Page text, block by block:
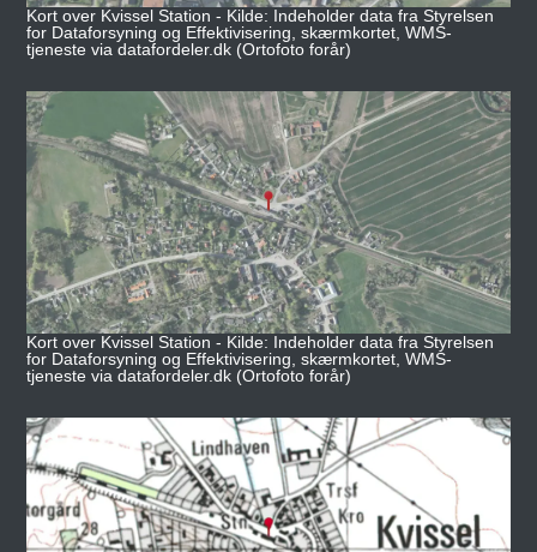
Kort over Kvissel Station - Kilde: Indeholder data fra Styrelsen
for Dataforsyning og Effektivisering, skærmkortet, WMS-
tjeneste via datafordeler.dk (Ortofoto forår)
Kort over Kvissel Station - Kilde: Indeholder data fra Styrelsen
for Dataforsyning og Effektivisering, skærmkortet, WMS-
tjeneste via datafordeler.dk (Ortofoto forår)